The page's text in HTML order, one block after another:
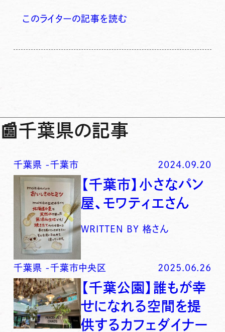
このライターの記事を読む
📰千葉県の記事
千葉県 -千葉市 2024.09.20
【千葉市】小さなパン
屋、モワティエさん
WRITTEN BY 格さん
千葉県 -千葉市中央区 2025.06.26
【千葉公園】誰もが幸
せになれる空間を提
供するカフェダイナー